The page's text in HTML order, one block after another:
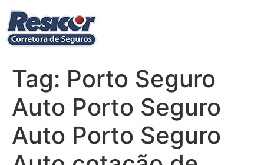
para
conteúdo
Tag: Porto Seguro
Auto Porto Seguro
Auto Porto Seguro